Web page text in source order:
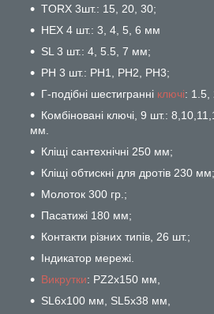
TORX 3шт.: 15, 20, 30;
HEX 4 шт.: 3, 4, 5, 6 мм
SL 3 шт.: 4, 5.5, 7 мм;
PH 3 шт.: PH1, PH2, PH3;
Г-подібні шестигранні ключі: 1.5,
Комбіновані ключі, 9 шт.:
мм.
Кліщі сантехнічні 250 мм;
Кліщі обтискні для дротів 230 мм;
Молоток 300 гр.;
Пасатижі 180 мм;
Контакти різних типів, 26 шт.;
Індикатор мережі.
Викрутки: PZ2x150 мм,
SL6x100 мм, SL5x38 мм,